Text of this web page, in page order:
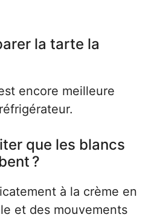
la tarte la
encore meilleure
que les blancs
?
à la crème en
et des mouvements